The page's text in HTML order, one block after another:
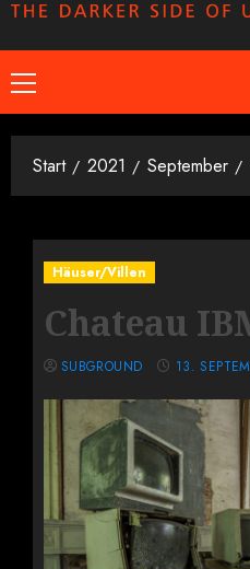
Primäres
Menü
Start 2021 September
Häuser/Villen
Chateau
SUBGROUND 13.